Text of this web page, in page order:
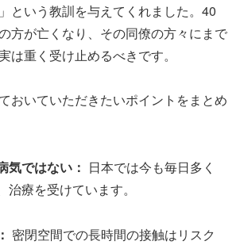
という教訓を与えてくれました。40
方が亡くなり、その同僚の方々にまで
は重く受け止めるべきです。
おいていただきたいポイントをまとめ
気ではない： 日本では今も毎日多く
治療を受けています。
密閉空間での長時間の接触はリスク